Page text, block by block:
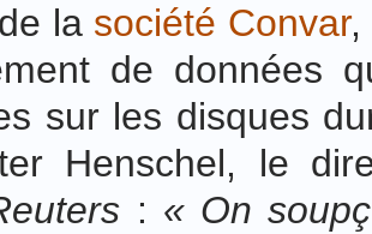
la société Convar,
de données
sur les disques
Henschel, le
: « On